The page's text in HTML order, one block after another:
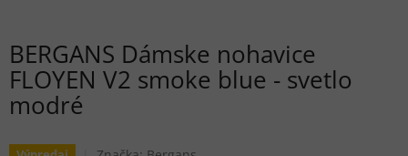
BERGANS Dámske nohavice
FLOYEN V2 smoke blue - svetlo
modré